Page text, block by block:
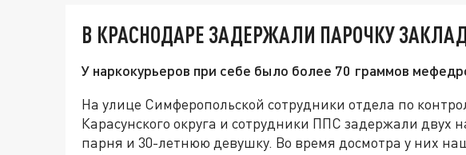
В КРАСНОДАРЕ ЗАДЕРЖАЛИ ПАРОЧКУ
У наркокурьеров при себе было более 70 граммов
На улице Симферопольской сотрудники отдела по
Карасунского округа и сотрудники ППС задержали двух
парня и 30-летнюю девушку. Во время досмотра у них